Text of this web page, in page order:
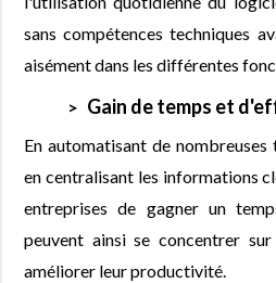
sans compétences techniques
aisément dans les différentes
Gain de temps et
En automatisant de
en centralisant les informations
entreprises de gagner un
peuvent ainsi se concentrer
améliorer leur productivité.